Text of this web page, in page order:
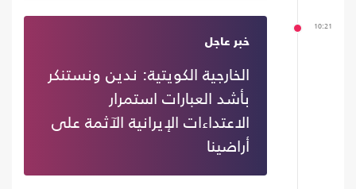
10:21
خبر عاجل
الخارجية الكويتية: ندين ونستنكر
بأشد العبارات استمرار
الاعتداءات الإيرانية الآثمة على
أراضينا